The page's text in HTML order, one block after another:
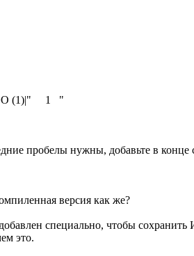
ООО (1)|" 1 "
пробелы нужны, добавьте в конце
версия как же?
специально, чтобы
это.